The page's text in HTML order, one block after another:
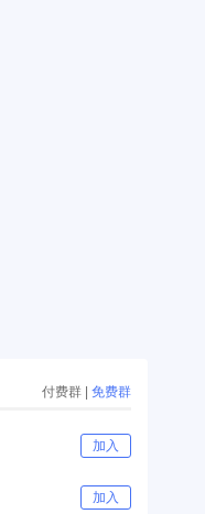
付费群 | 免费群
加入
加入